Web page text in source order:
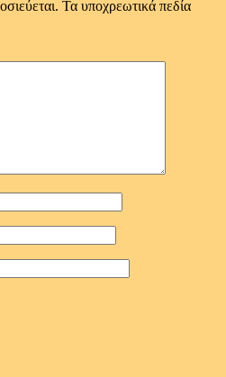
Τα υποχρεωτικά πεδία